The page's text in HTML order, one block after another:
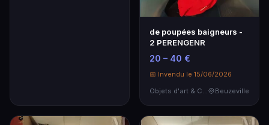
de poupées baigneurs -
2 PERENGENR
20 – 40 €
📅 Invendu le 15/06/2026
Objets d'art & Curiosités
Beuzeville